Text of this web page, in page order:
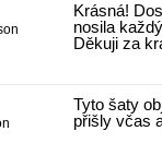
Krásná!
nosila
Děkuji za
Tyto šaty
přišly včas